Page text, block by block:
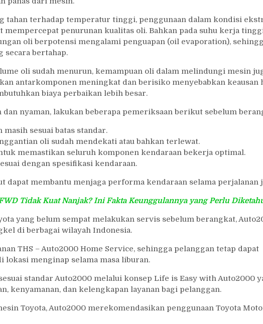
tahan terhadap temperatur tinggi, penggunaan dalam kondisi
mempercepat penurunan kualitas oli. Bahkan pada suhu kerja
oli berpotensi mengalami penguapan (oil evaporation),
secara bertahap.
oli sudah menurun, kemampuan oli dalam melindungi mesin
antarkomponen meningkat dan berisiko menyebabkan keausan
biaya perbaikan lebih besar.
nyaman, lakukan beberapa pemeriksaan berikut sebelum
sesuai batas standar.
oli sudah mendekati atau bahkan terlewat.
memastikan seluruh komponen kendaraan bekerja optimal.
dengan spesifikasi kendaraan.
dapat membantu menjaga performa kendaraan selama perjalanan
Tidak Kuat Nanjak? Ini Fakta Keunggulannya yang Perlu
yang belum sempat melakukan servis sebelum berangkat,
di berbagai wilayah Indonesia.
THS – Auto2000 Home Service, sehingga pelanggan tetap dapat
lokasi menginap selama masa liburan.
standar Auto2000 melalui konsep Life is Easy with Auto2000
kenyamanan, dan kelengkapan layanan bagi pelanggan.
Toyota, Auto2000 merekomendasikan penggunaan Toyota